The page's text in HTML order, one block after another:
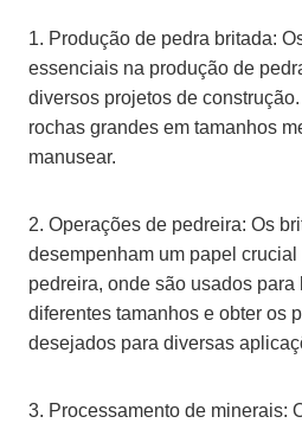
1. Produção de pedra britada:
essenciais na produção de
diversos projetos de
rochas grandes em tamanhos
manusear.
2. Operações de pedreira: Os
desempenham um papel
pedreira, onde são usados para
diferentes tamanhos e obter os
desejados para diversas
3. Processamento de minerais: